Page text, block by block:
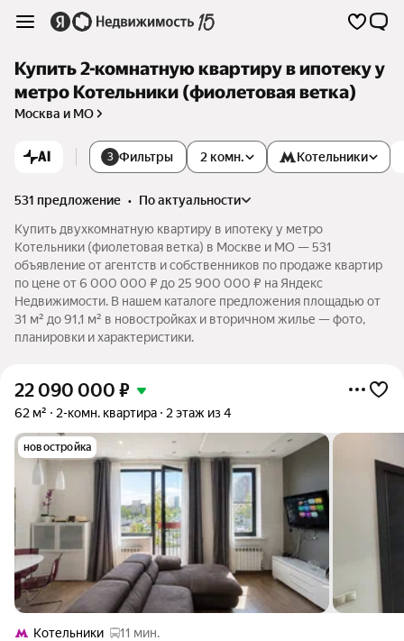
Купить 2-комнатную квартиру в ипотеку у
метро Котельники (фиолетовая ветка)
Москва и МО
AI 3 Фильтры 2 комн. Котельники
531 предложение •
по актуальности
Купить двухкомнатную квартиру в ипотеку у метро
Котельники (фиолетовая ветка) в Москве и МО — 531
объявление от агентств и собственников по продаже квартир
по цене от 6 000 000 ₽ до 25 900 000 ₽ на Яндекс
Недвижимости. В нашем каталоге предложения площадью от
31 м² до 91,1 м² в новостройках и вторичном жилье — фото,
планировки и характеристики.
22 090 000 ₽
62 м² 2-комн. квартира 2 этаж из 4
новостройка
Котельники
11 мин.